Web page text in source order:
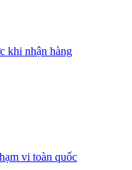
khi nhận hàng
vi toàn quốc